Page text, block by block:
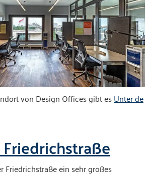
von Design Offices gibt esUnter de
Friedrichstraße ein sehr großes